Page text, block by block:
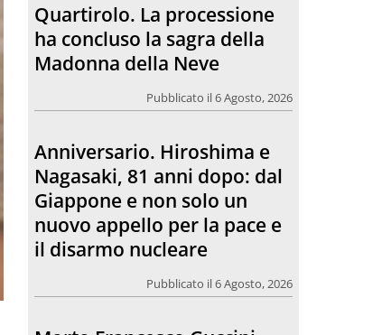
Anniversario. Hiroshima e
Nagasaki, 81 anni dopo: dal
Giappone e non solo un
nuovo appello per la pace e
il disarmo nucleare
Pubblicato il 6 Agosto, 2026
Morto Francesco Guccini.
L’amico teologo, “un faro
per molti: coerente fino alla